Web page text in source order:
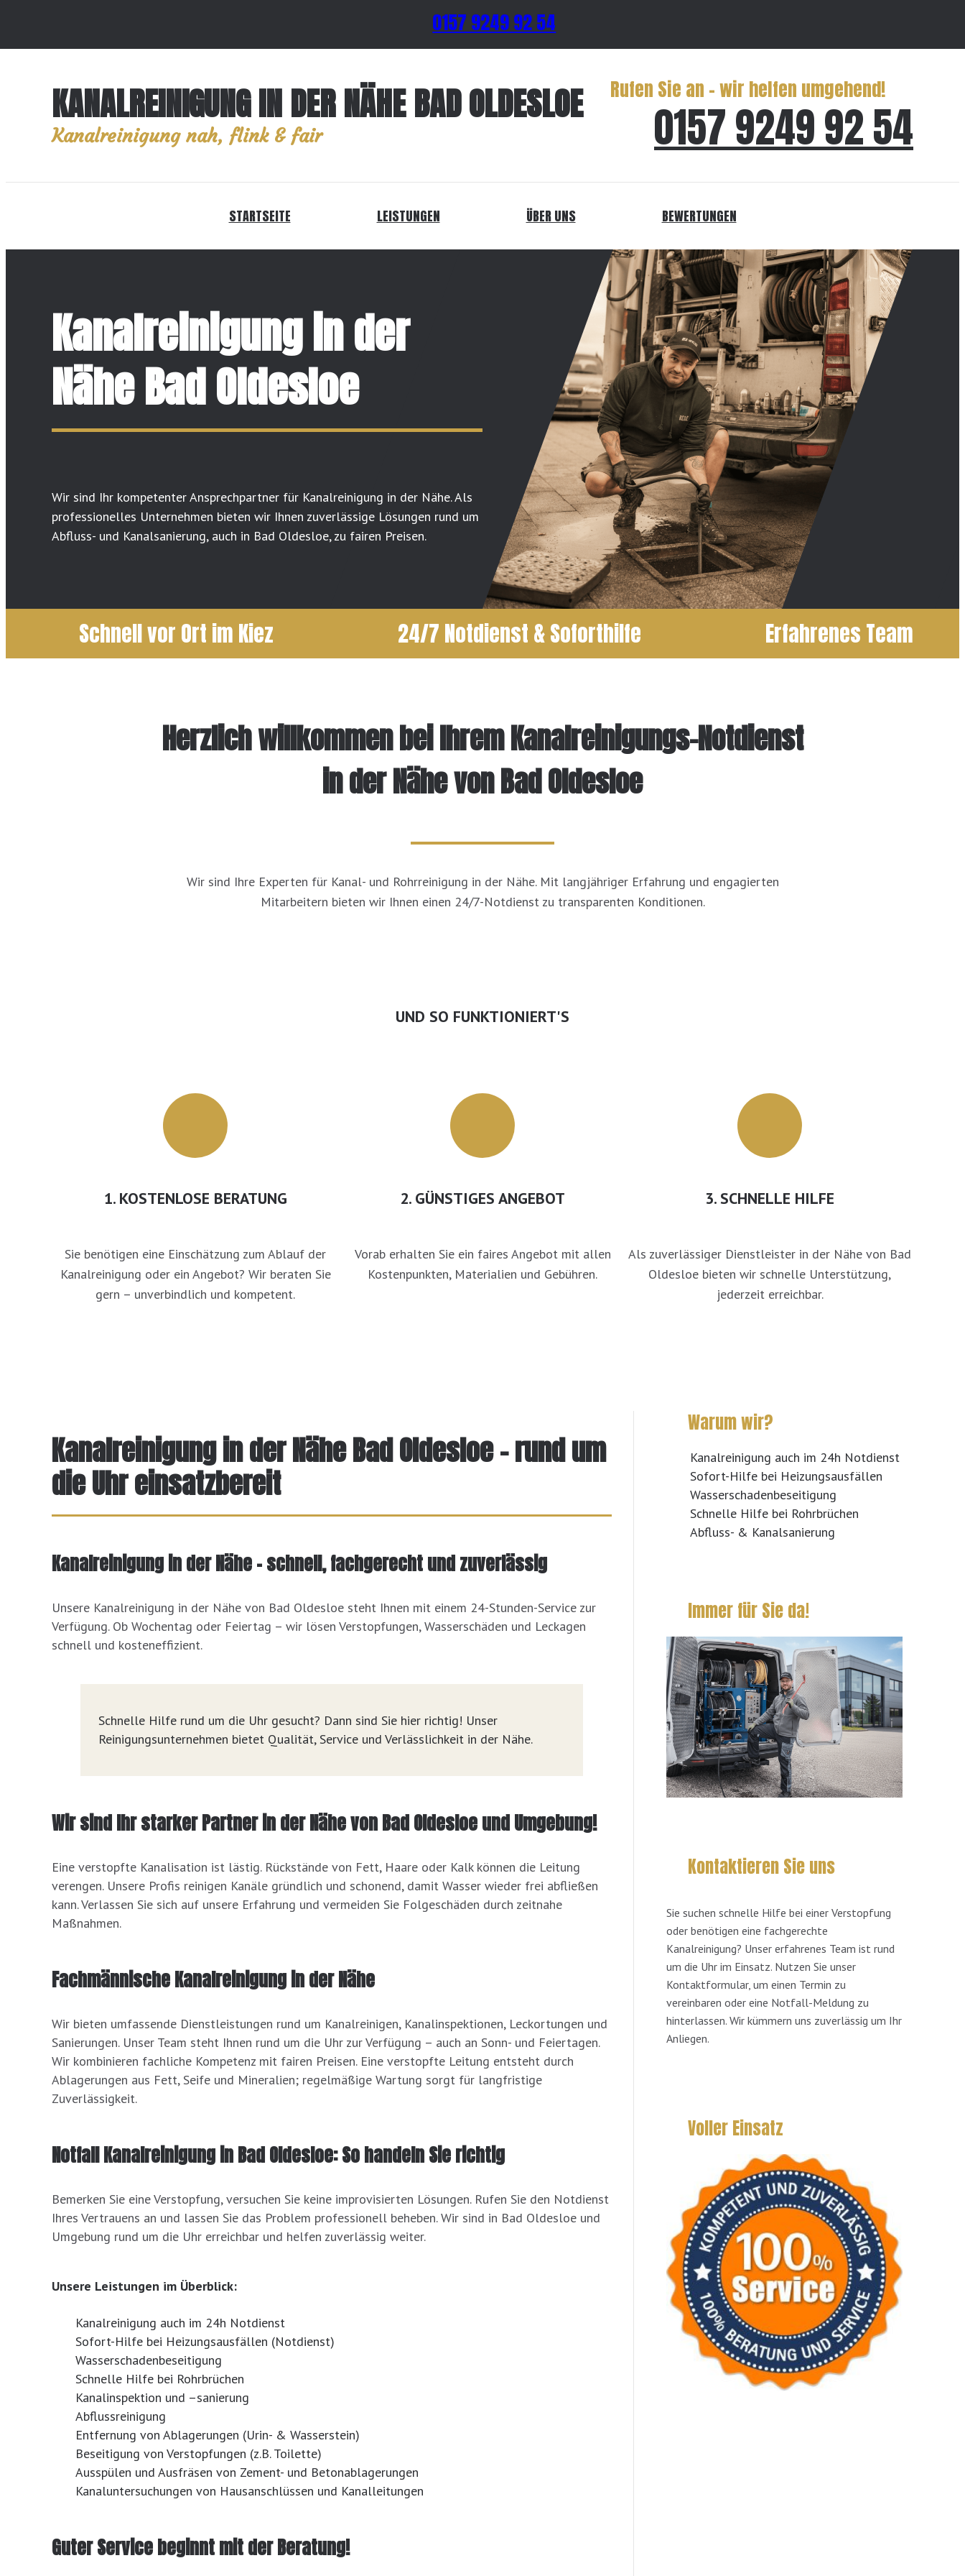
0157 9249 92 54
KANALREINIGUNG IN DER NÄHE BAD OLDESLOE
Kanalreinigung nah, flink & fair
Rufen Sie an – wir helfen umgehend!
0157 9249 92 54
STARTSEITE LEISTUNGEN ÜBER UNS BEWERTUNGEN
Kanalreinigung in der
Nähe Bad Oldesloe
Wir sind Ihr kompetenter Ansprechpartner für Kanalreinigung in der Nähe. Als
professionelles Unternehmen bieten wir Ihnen zuverlässige Lösungen rund um
Abfluss- und Kanalsanierung, auch in Bad Oldesloe, zu fairen Preisen.
Schnell vor Ort im Kiez 24/7 Notdienst & Soforthilfe Erfahrenes Team
Herzlich willkommen bei Ihrem Kanalreinigungs-Notdienst
in der Nähe von Bad Oldesloe
Wir sind Ihre Experten für Kanal- und Rohrreinigung in der Nähe. Mit langjähriger Erfahrung und engagierten
Mitarbeitern bieten wir Ihnen einen 24/7-Notdienst zu transparenten Konditionen.
UND SO FUNKTIONIERT'S
1. KOSTENLOSE BERATUNG
Sie benötigen eine Einschätzung zum Ablauf der
Kanalreinigung oder ein Angebot? Wir beraten Sie
gern – unverbindlich und kompetent.
2. GÜNSTIGES ANGEBOT
Vorab erhalten Sie ein faires Angebot mit allen
Kostenpunkten, Materialien und Gebühren.
3. SCHNELLE HILFE
Als zuverlässiger Dienstleister in der Nähe von Bad
Oldesloe bieten wir schnelle Unterstützung,
jederzeit erreichbar.
Kanalreinigung in der Nähe Bad Oldesloe – rund um
die Uhr einsatzbereit
Kanalreinigung in der Nähe – schnell, fachgerecht und zuverlässig
Unsere Kanalreinigung in der Nähe von Bad Oldesloe steht Ihnen mit einem 24-Stunden-Service zur
Verfügung. Ob Wochentag oder Feiertag – wir lösen Verstopfungen, Wasserschäden und Leckagen
schnell und kosteneffizient.
Schnelle Hilfe rund um die Uhr gesucht? Dann sind Sie hier richtig! Unser
Reinigungsunternehmen bietet Qualität, Service und Verlässlichkeit in der Nähe.
Wir sind Ihr starker Partner in der Nähe von Bad Oldesloe und Umgebung!
Eine verstopfte Kanalisation ist lästig. Rückstände von Fett, Haare oder Kalk können die Leitung
verengen. Unsere Profis reinigen Kanäle gründlich und schonend, damit Wasser wieder frei abfließen
kann. Verlassen Sie sich auf unsere Erfahrung und vermeiden Sie Folgeschäden durch zeitnahe
Maßnahmen.
Fachmännische Kanalreinigung in der Nähe
Wir bieten umfassende Dienstleistungen rund um Kanalreinigen, Kanalinspektionen, Leckortungen und
Sanierungen. Unser Team steht Ihnen rund um die Uhr zur Verfügung – auch an Sonn- und Feiertagen.
Wir kombinieren fachliche Kompetenz mit fairen Preisen. Eine verstopfte Leitung entsteht durch
Ablagerungen aus Fett, Seife und Mineralien; regelmäßige Wartung sorgt für langfristige
Zuverlässigkeit.
Notfall Kanalreinigung in Bad Oldesloe: So handeln Sie richtig
Bemerken Sie eine Verstopfung, versuchen Sie keine improvisierten Lösungen. Rufen Sie den Notdienst
Ihres Vertrauens an und lassen Sie das Problem professionell beheben. Wir sind in Bad Oldesloe und
Umgebung rund um die Uhr erreichbar und helfen zuverlässig weiter.
Unsere Leistungen im Überblick:
Kanalreinigung auch im 24h Notdienst
Sofort-Hilfe bei Heizungsausfällen (Notdienst)
Wasserschadenbeseitigung
Schnelle Hilfe bei Rohrbrüchen
Kanalinspektion und –sanierung
Abflussreinigung
Entfernung von Ablagerungen (Urin- & Wasserstein)
Beseitigung von Verstopfungen (z.B. Toilette)
Ausspülen und Ausfräsen von Zement- und Betonablagerungen
Kanaluntersuchungen von Hausanschlüssen und Kanalleitungen
Guter Service beginnt mit der Beratung!
Warum wir?
Kanalreinigung auch im 24h Notdienst
Sofort-Hilfe bei Heizungsausfällen
Wasserschadenbeseitigung
Schnelle Hilfe bei Rohrbrüchen
Abfluss- & Kanalsanierung
Immer für Sie da!
Kontaktieren Sie uns
Sie suchen schnelle Hilfe bei einer Verstopfung
oder benötigen eine fachgerechte
Kanalreinigung? Unser erfahrenes Team ist rund
um die Uhr im Einsatz. Nutzen Sie unser
Kontaktformular, um einen Termin zu
vereinbaren oder eine Notfall-Meldung zu
hinterlassen. Wir kümmern uns zuverlässig um Ihr
Anliegen.
Voller Einsatz